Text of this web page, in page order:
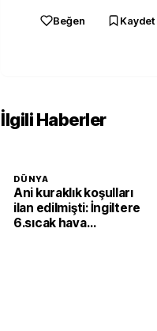
Beğen Kaydet
İlgili Haberler
DÜNYA
Ani kuraklık koşulları
ilan edilmişti: İngiltere
6.sıcak hava